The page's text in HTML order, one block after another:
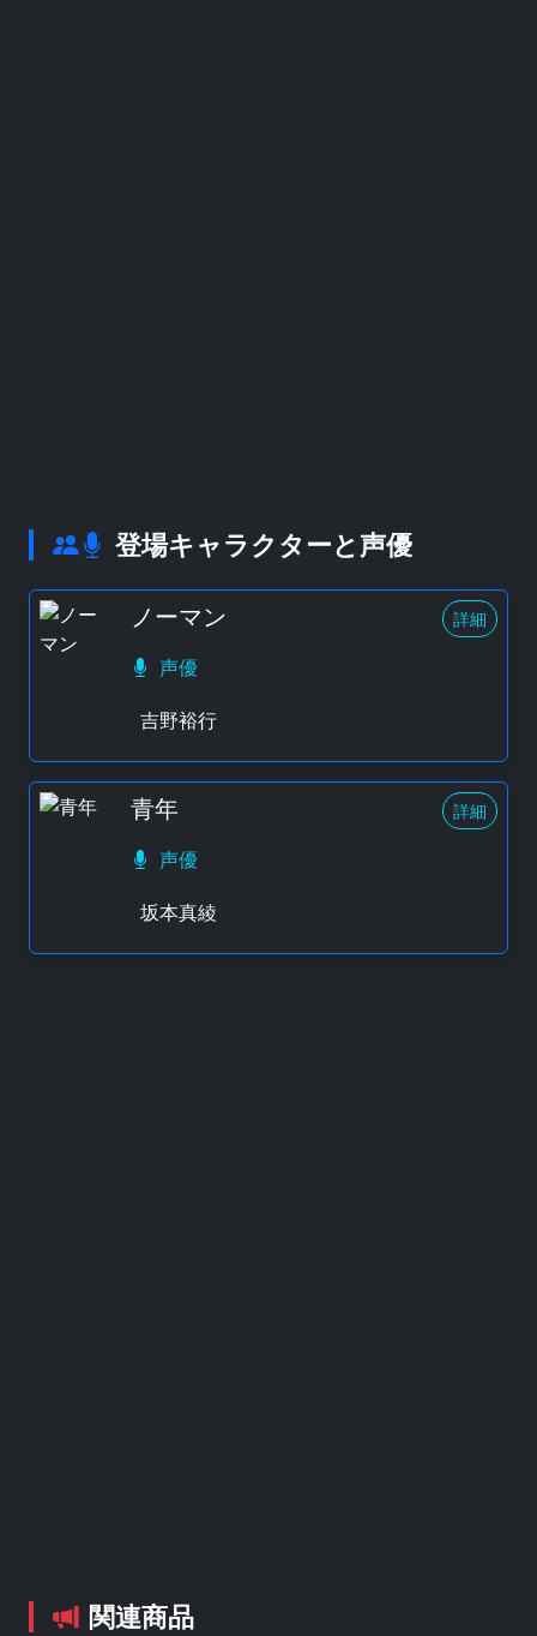
登場キャラクターと声優
ノーマン 詳細
声優
吉野裕行
青年 詳細
声優
坂本真綾
関連商品